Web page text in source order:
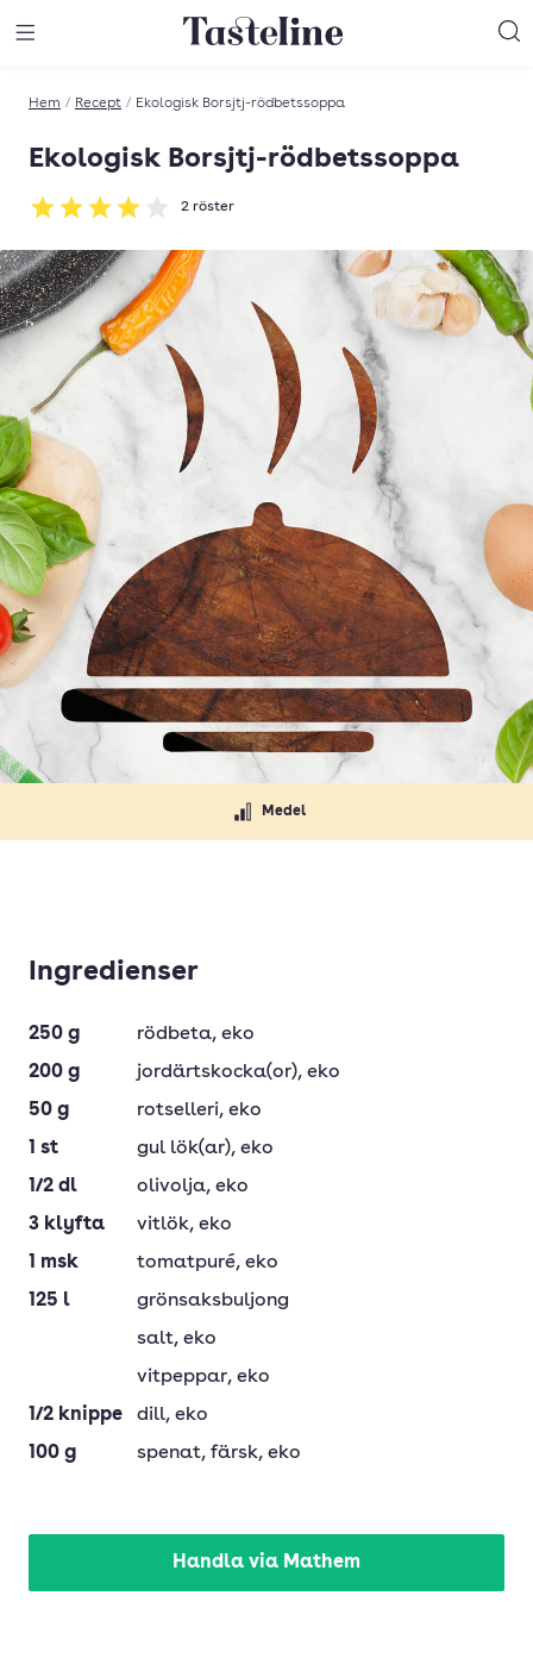
Till Tastelines startsida
Hem / Recept / Ekologisk Borsjtj-rödbetssoppa
Ekologisk Borsjtj-rödbetssoppa
Betyg: 4 av 5
2 röster
Medel
Ingredienser
250 g rödbeta, eko
200 g jordärtskocka(or), eko
50 g rotselleri, eko
1 st gul lök(ar), eko
1/2 dl olivolja, eko
3 klyfta vitlök, eko
1 msk tomatpuré, eko
125 l
grönsaksbuljong
salt, eko
vitpeppar, eko
1/2 knippe dill, eko
100 g spenat, färsk, eko
Handla via Mathem